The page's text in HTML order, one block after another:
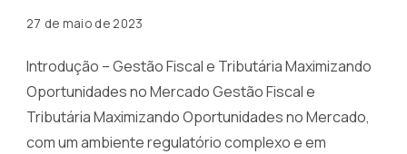
no
27 de maio de 2023
Introdução – Gestão Fiscal e Tributária Maximizando
Oportunidades no Mercado Gestão Fiscal e
Tributária Maximizando Oportunidades no Mercado,
com um ambiente regulatório complexo e em